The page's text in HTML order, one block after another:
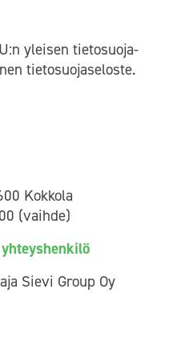
yleisen tietosuoja-
tietosuojaseloste.
Kokkola
(vaihde)
Sievi Group Oy